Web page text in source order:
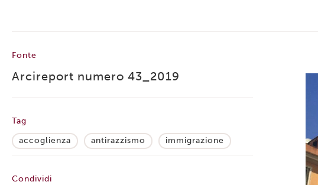
Fonte
Arcireport numero 43_2019
Tag
accoglienza
antirazzismo immigrazione
Condividi